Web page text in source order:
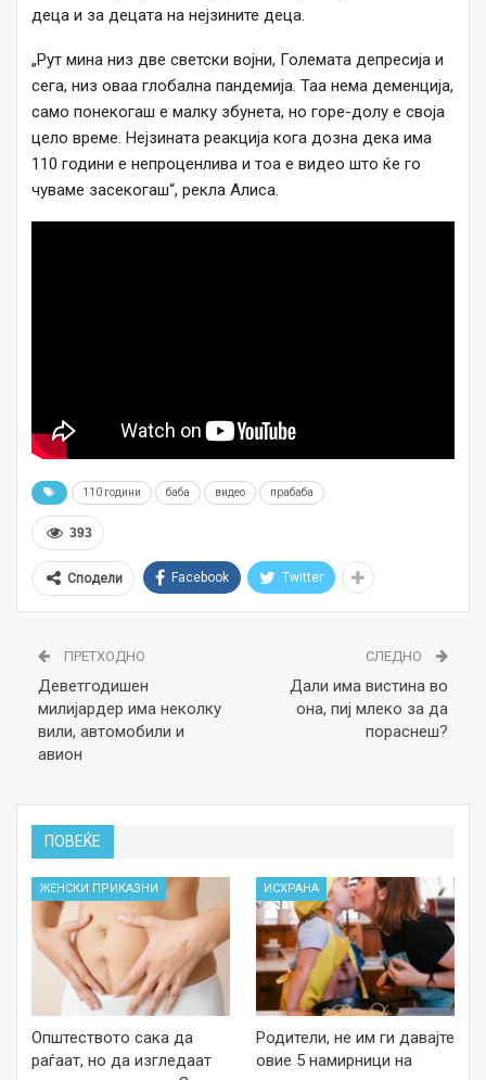
деца и за децата на нејзините деца.
„Рут мина низ две светски војни, Големата депресија и
сега, низ оваа глобална пандемија. Таа нема деменција,
само понекогаш е малку збунета, но горе-долу е своја
цело време. Нејзината реакција кога дозна дека има
110 години е непроценлива и тоа е видео што ќе го
чуваме засекогаш“, рекла Алиса.
110 години баба видео прабаба
393
Сподели Facebook Twitter
ПРЕТХОДНО
Деветгодишен
милијардер има неколку
вили, автомобили и
авион
СЛЕДНО
Дали има вистина во
она, пиј млеко за да
пораснеш?
ПОВЕЌЕ
ЖЕНСКИ ПРИКАЗНИ
Општеството сака да
раѓаат, но да изгледаат
ИСХРАНА
Родители, не им ги давајте
овие 5 намирници на